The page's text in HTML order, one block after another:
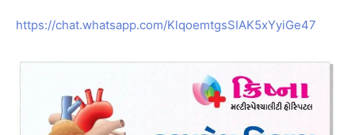
https://chat.whatsapp.com/KlqoemtgsSIAK5xYyiGe47